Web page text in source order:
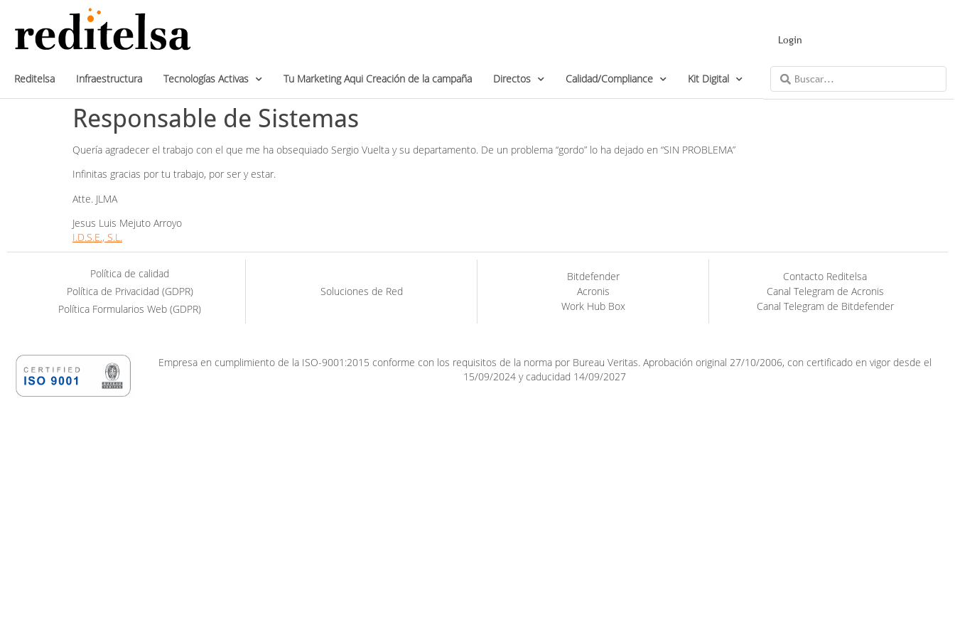
Login
Reditelsa Infraestructura Tecnologías Activas Tu Marketing Aqui Creación de la campaña Directos Calidad/Compliance Kit Digital
Responsable de Sistemas
Quería agradecer el trabajo con el que me ha obsequiado Sergio Vuelta y su departamento. De un problema “gordo” lo ha dejado en “SIN PROBLEMA”
Infinitas gracias por tu trabajo, por ser y estar.
Atte. JLMA
Jesus Luis Mejuto Arroyo
I.D.S.E., S.L.
Política de calidad
Política de Privacidad (GDPR)
Política Formularios Web (GDPR)
Soluciones de Red
Bitdefender
Acronis
Work Hub Box
Contacto Reditelsa
Canal Telegram de Acronis
Canal Telegram de Bitdefender
Empresa en cumplimiento de la ISO-9001:2015 conforme con los requisitos de la norma por Bureau Veritas. Aprobación original 27/10/2006, con certificado en vigor desde el
15/09/2024 y caducidad 14/09/2027